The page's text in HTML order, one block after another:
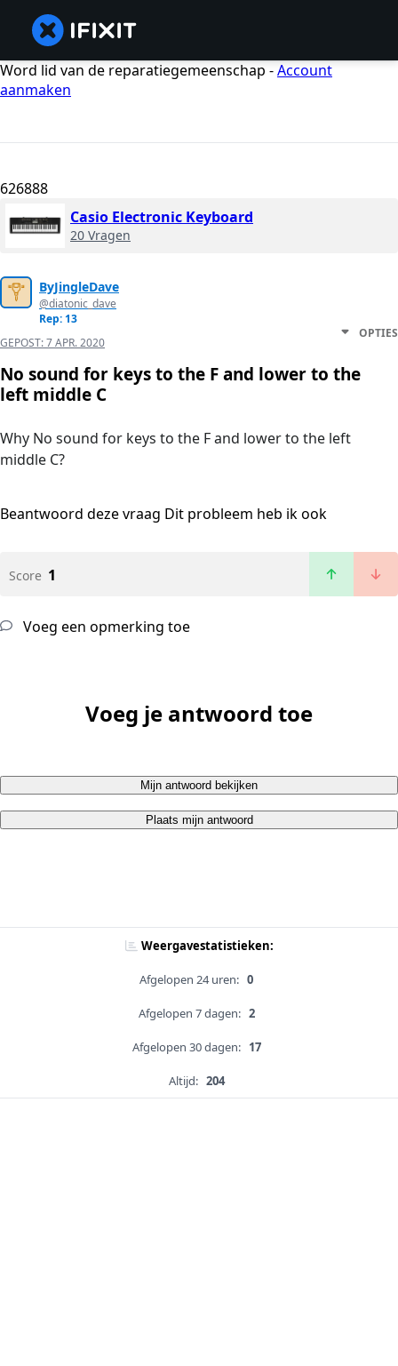
Word lid van de reparatiegemeenschap -Account
aanmaken
626888
Casio Electronic Keyboard
20 Vragen
ByJingleDave
@diatonic_dave
Rep: 13
GEPOST:7 APR. 2020
OPTIES
No sound for keys to the F and lower to the
left middle C
Why No sound for keys to the F and lower to the left
middle C?
Beantwoord deze vraag Dit probleem heb ik ook
Score 1
Voeg een opmerking toe
Voeg je antwoord toe
Mijn antwoord bekijken
Plaats mijn antwoord
Weergavestatistieken:
Afgelopen 24 uren: 0
Afgelopen 7 dagen: 2
Afgelopen 30 dagen: 17
Altijd: 204